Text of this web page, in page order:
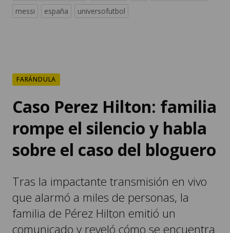
messi
españa universofutbol
FARÁNDULA
Caso Perez Hilton: familia
rompe el silencio y habla
sobre el caso del bloguero
Tras la impactante transmisión en vivo
que alarmó a miles de personas, la
familia de Pérez Hilton emitió un
comunicado y reveló cómo se encuentra